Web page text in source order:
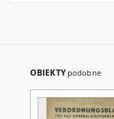
OBIEKTY podobne